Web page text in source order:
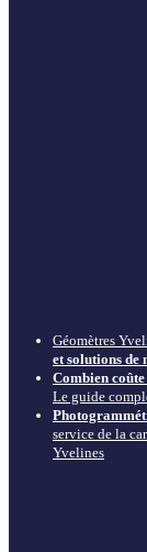
Géomètres
et solutions de
Combien
Le guide
service de la
Yvelines